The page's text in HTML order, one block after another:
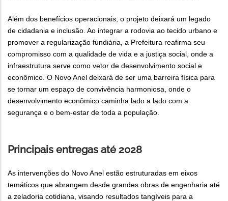
Além dos benefícios operacionais, o projeto deixará um legado
de cidadania e inclusão. Ao integrar a rodovia ao tecido urbano e
promover a regularização fundiária, a Prefeitura reafirma seu
compromisso com a qualidade de vida e a justiça social, onde a
infraestrutura serve como vetor de desenvolvimento social e
econômico. O Novo Anel deixará de ser uma barreira física para
se tornar um espaço de convivência harmoniosa, onde o
desenvolvimento econômico caminha lado a lado com a
segurança e o bem-estar de toda a população.
Principais entregas até 2028
As intervenções do Novo Anel estão estruturadas em eixos
temáticos que abrangem desde grandes obras de engenharia até
a zeladoria cotidiana, visando resultados tangíveis para a